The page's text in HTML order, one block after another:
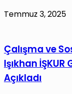
Temmuz 3, 2025
Çalışma ve
Işıkhan
Açıkladı